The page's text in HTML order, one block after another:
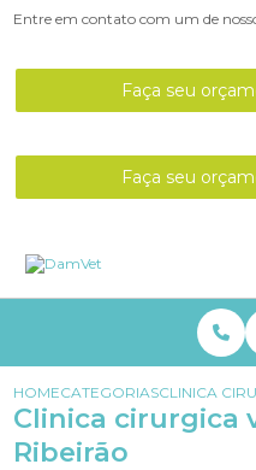
Entre em contato com um de
Faça seu
Faça seu
HOMECATEGORIASCLINICA
Clinica cirurgica
Ribeirão